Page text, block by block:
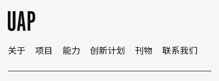
关于 项目 能力 创新计划 刊物 联系我们